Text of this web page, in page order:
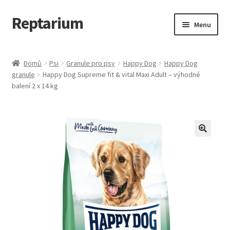
Přeskočit
na
Přejít
k
webu
Reptarium Menu
Košík
Domů Psi Granule pro psy Happy Dog
Happy Dog
granule
Happy Dog Supreme fit & vital Maxi Adult – výhodné
balení 2 x 14 kg